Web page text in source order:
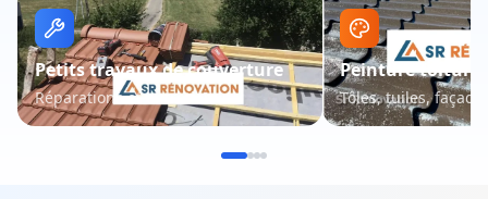
Petits travaux de couverture
Réparations et entretien
Peinture toiture
Tôles, tuiles,